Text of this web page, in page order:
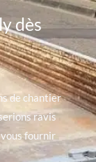
dès
de chantier
ravis
fournir